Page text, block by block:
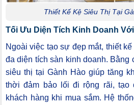
Thiết Kế Kệ Siêu Thị Tại
Tối Ưu Diện Tích Kinh Doanh
Ngoài việc tạo sự đẹp mắt, thiết
đa diện tích sàn kinh doanh. Bằng
siêu thị tại Gành Hào giúp tăng
thời đảm bảo lối đi rộng rãi, tạo
khách hàng khi mua sắm. Hệ